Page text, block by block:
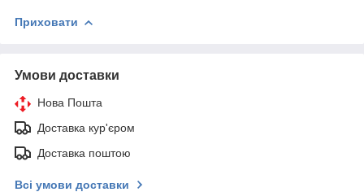
Приховати
Умови доставки
Нова Пошта
Доставка кур'єром
Доставка поштою
Всі умови доставки